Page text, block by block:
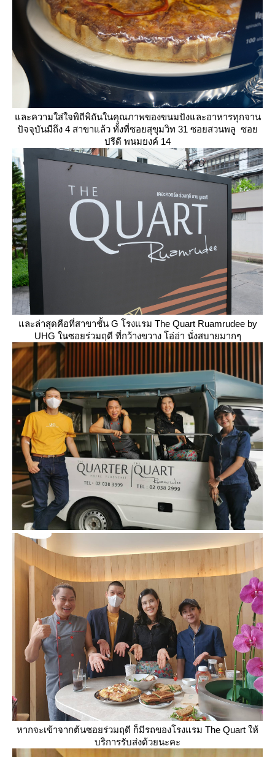
ละความใส่ใจพิถีพิถันในคุณภาพของขนมปังและอาหารทุกจาน
ปัจจุบันมีถึง 4 สาขาแล้ว ทั้งที่ซอยสุขุมวิท 31 ซอยสวนพลู ซอ
ปรีดี พนมยงค์ 14
ละล่าสุดคือที่สาขาชั้น G โรงแรม The Quart Ruamrudee by
UHG ในซอยร่วมฤดี ที่กว้างขวาง โอ่อ่า นั่งสบายมากๆ
หากจะเข้าจากต้นซอยร่วมฤดี ก็มีรถของโรงแรม The Quart ให้
บริการรับส่งด้วยนะคะ